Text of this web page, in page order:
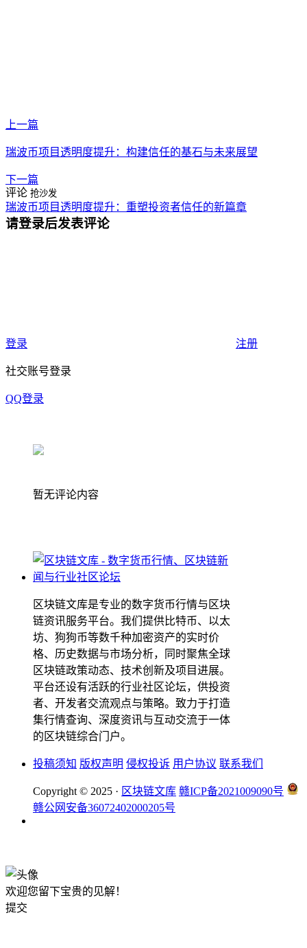
上一篇
瑞波币项目透明度提升：构建信任的基石与未来展望
下一篇
瑞波币项目透明度提升：重塑投资者信任的新篇章
评论 抢沙发
请登录后发表评论
登录 注册
社交账号登录
QQ登录
暂无评论内容
区块链文库是专业的数字货币行情与区块
链资讯服务平台。我们提供比特币、以太
坊、狗狗币等数千种加密资产的实时价
格、历史数据与市场分析，同时聚焦全球
区块链政策动态、技术创新及项目进展。
平台还设有活跃的行业社区论坛，供投资
者、开发者交流观点与策略。致力于打造
集行情查询、深度资讯与互动交流于一体
的区块链综合门户。
投稿须知 版权声明 侵权投诉 用户协议 联系我们
Copyright © 2025 · 区块链文库 赣ICP备2021009090号
赣公网安备36072402000205号
欢迎您留下宝贵的见解！
提交